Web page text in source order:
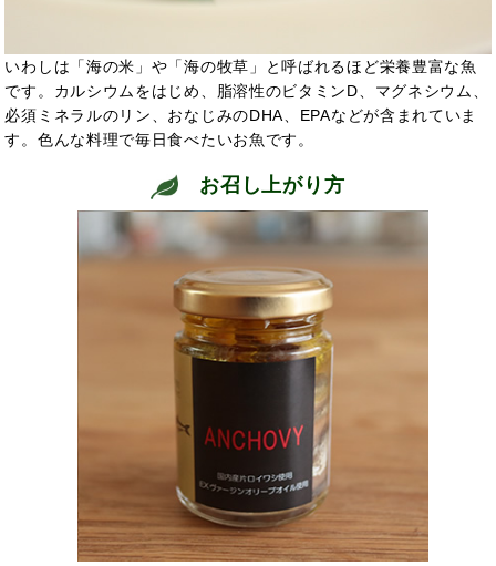
いわしは「海の米」や「海の牧草」と呼ばれるほど栄養豊富な魚
です。カルシウムをはじめ、脂溶性のビタミンD、マグネシウム、
必須ミネラルのリン、おなじみのDHA、EPAなどが含まれていま
す。色んな料理で毎日食べたいお魚です。
お召し上がり方